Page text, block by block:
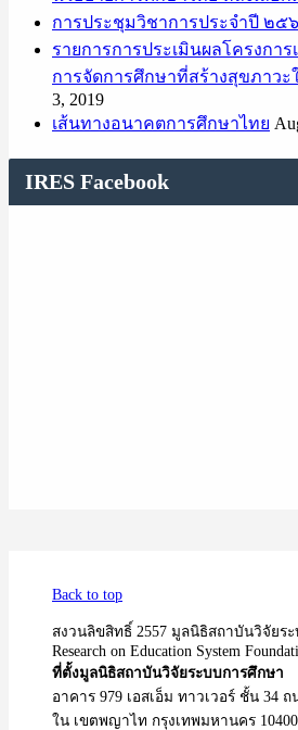
การประชุมวิชาการประจำปี ๒๕
รายการการประเมินผลโครงกา
การจัดการศึกษาที่สร้างสุขภาวะ
3, 2019
เส้นทางอนาคตการศึกษาไทย
IRES Facebook
Back to top
สงวนลิขสิทธิ์ 2557 มูลนิธิสถาบันวิจัยร
Research on Education System
ที่ตั้งมูลนิธิสถาบันวิจัยระบบการศึกษา
อาคาร 979 เอสเอ็ม ทาวเวอร์ ชั้น 34
ใน เขตพญาไท กรุงเทพมหานคร